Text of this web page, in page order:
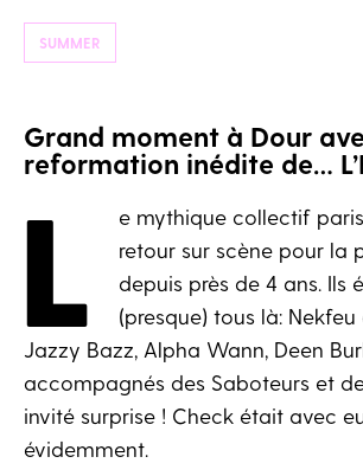
SUMMER
Grand moment à Dour
reformation inédite de…
L
e mythique collectif
retour sur scène pour la
depuis près de 4 ans. Ils
(presque) tous là: Nekfeu
Jazzy Bazz, Alpha Wann, Deen
accompagnés des Saboteurs et
invité surprise ! Check était avec
évidemment.